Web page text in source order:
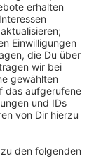
an die
im
der Masken
von den
Mit diesem
Masken für